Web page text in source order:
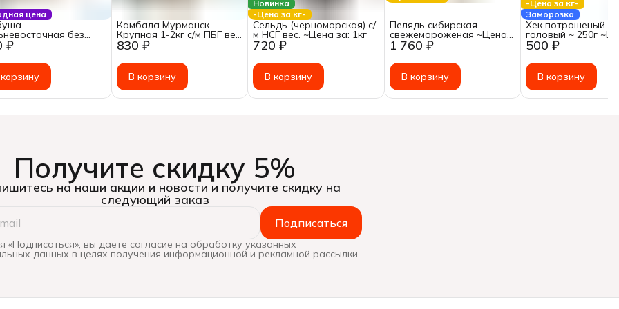
цена
₽
без
потрошенная
заморозка ~ 1-
830 ₽
Камбала Мурманск
Крупная 1-2кг с/м ПБГ вес.
~Цена за: 1кг
В корзину
Новинка
-Цена за кг-
720 ₽
Сельдь (черноморская) с/
м НСГ вес. ~Цена за: 1кг
В корзину
1 760 ₽
Пелядь сибирская
свежемороженая ~Цена
за: 1кг
В корзину
-Цена за кг-
Заморозка
500 ₽
Хек потрошеный
головый ~ 250г
1кг
В корзину
Получите скидку 5%
на наши акции и новости и получите скидку на
следующий заказ
Подписаться
«Подписаться», вы даете согласие на обработку указанных
данных в целях получения информационной и рекламной рассылки